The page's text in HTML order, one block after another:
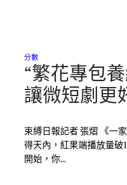
分數
“繁花專包
讓微短劇更
束縛日報記者 張熠 《一
得天內，紅果端播放量破
開始，你…